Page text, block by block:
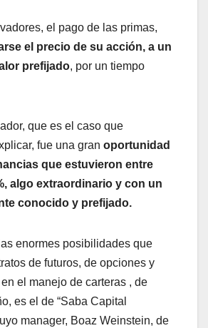
el pago de las primas,
el precio de su acción, a un
prefijado, por un tiempo
que es el caso que
fue una gran oportunidad
que estuvieron entre
algo extraordinario y con un
conocido y prefijado.
enormes posibilidades que
de futuros, de opciones y
el manejo de carteras , de
es el de “Saba Capital
manager, Boaz Weinstein, de